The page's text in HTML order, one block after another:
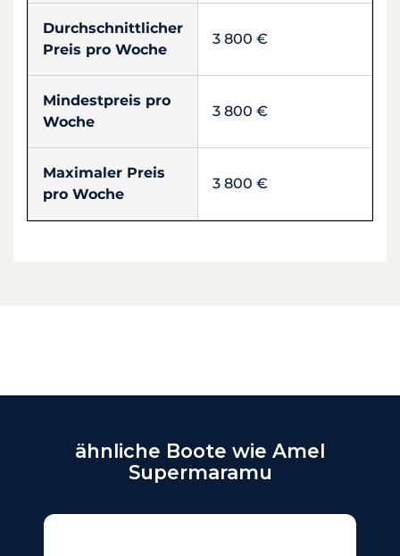
Durchschnittlicher
Preis pro Woche
3 800 €
Mindestpreis pro
Woche
3 800 €
Maximaler Preis
pro Woche
3 800 €
ähnliche Boote wie Amel
Supermaramu